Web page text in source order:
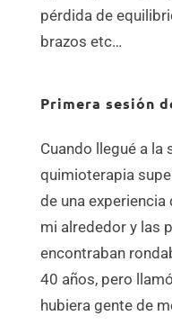
pérdida de
brazos etc…
Primera sesión
Cuando llegué a la
quimioterapia
de una experiencia
mi alrededor y las
encontraban
40 años, pero
hubiera gente de